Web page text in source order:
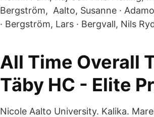
Bergström, Aalto, Susanne ·
· Bergström, Lars · Bergvall, Nils
All Time Overall
Täby HC - Elite
Nicole Aalto University. Kalika.